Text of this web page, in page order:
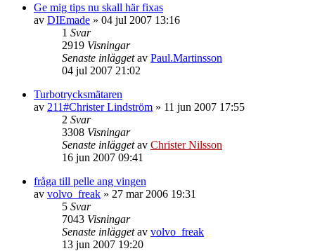
Ge mig tips nu skall här fixas
av DIEmade » 04 jul 2007 13:16
1 Svar
2919 Visningar
Senaste inläggetav Paul.Martinsson
04 jul 2007 21:02
Turbotrycksmätaren
av 211#Christer Lindström » 11 jun 2007 17:55
2 Svar
3308 Visningar
Senaste inläggetav Christer Nilsson
16 jun 2007 09:41
fråga till pelle ang vingen
av volvo_freak » 27 mar 2006 19:31
5 Svar
7043 Visningar
Senaste inläggetav volvo_freak
13 jun 2007 19:20